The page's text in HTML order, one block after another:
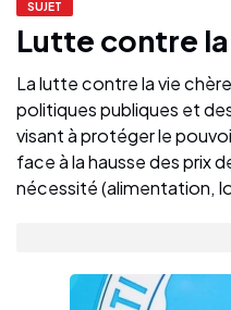
SUJET
Lutte contre
La lutte contre la vie
politiques publiques et
visant à protéger le
face à la hausse des prix
nécessité (alimentation,